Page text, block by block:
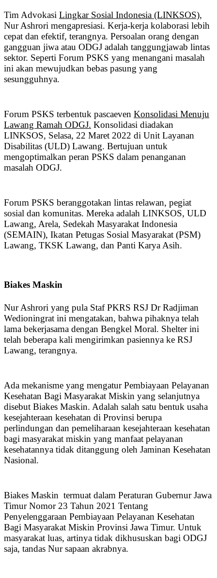
Tim Advokasi Lingkar Sosial Indonesia (LINKSOS),
Nur Ashrori mengapresiasi. Kerja-kerja kolaborasi lebih
cepat dan efektif, terangnya. Persoalan orang dengan
gangguan jiwa atau ODGJ adalah tanggungjawab lintas
sektor. Seperti Forum PSKS yang menangani masalah
ini akan mewujudkan bebas pasung yang
sesungguhnya.
Forum PSKS terbentuk pascaeven Konsolidasi Menuju
Lawang Ramah ODGJ. Konsolidasi diadakan
LINKSOS, Selasa, 22 Maret 2022 di Unit Layanan
Disabilitas (ULD) Lawang. Bertujuan untuk
mengoptimalkan peran PSKS dalam penanganan
masalah ODGJ.
Forum PSKS beranggotakan lintas relawan, pegiat
sosial dan komunitas. Mereka adalah LINKSOS, ULD
Lawang, Arela, Sedekah Masyarakat Indonesia
(SEMAIN), Ikatan Petugas Sosial Masyarakat (PSM)
Lawang, TKSK Lawang, dan Panti Karya Asih.
Biakes Maskin
Nur Ashrori yang pula Staf PKRS RSJ Dr Radjiman
Wedioningrat ini mengatakan, bahwa pihaknya telah
lama bekerjasama dengan Bengkel Moral. Shelter ini
telah beberapa kali mengirimkan pasiennya ke RSJ
Lawang, terangnya.
Ada mekanisme yang mengatur Pembiayaan Pelayanan
Kesehatan Bagi Masyarakat Miskin yang selanjutnya
disebut Biakes Maskin. Adalah salah satu bentuk usaha
kesejahteraan kesehatan di Provinsi berupa
perlindungan dan pemeliharaan kesejahteraan kesehatan
bagi masyarakat miskin yang manfaat pelayanan
kesehatannya tidak ditanggung oleh Jaminan Kesehatan
Nasional.
Biakes Maskin termuat dalam Peraturan Gubernur Jawa
Timur Nomor 23 Tahun 2021 Tentang
Penyelenggaraan Pembiayaan Pelayanan Kesehatan
Bagi Masyarakat Miskin Provinsi Jawa Timur. Untuk
masyarakat luas, artinya tidak dikhususkan bagi ODGJ
saja, tandas Nur sapaan akrabnya.